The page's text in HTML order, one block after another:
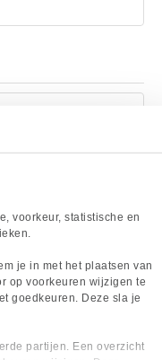
voorkeur, statistische en
je in met het plaatsen van
op voorkeuren wijzigen te
goedkeuren. Deze sla je
partijen. Een overzicht